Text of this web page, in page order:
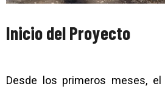
Inicio del Proyecto
Desde los primeros meses, el